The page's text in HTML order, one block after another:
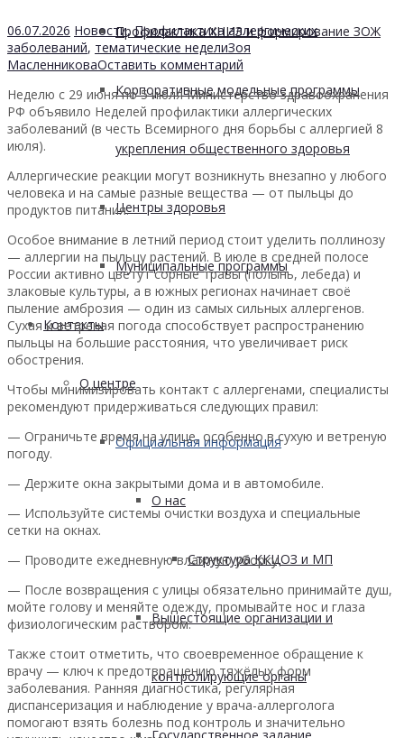
Профилактика ХНИЗ и формирование ЗОЖ
Корпоративные модельные программы
укрепления общественного здоровья
Центры здоровья
Муниципальные программы
Контакты
О центре
Официальная информация
О нас
Структура ККЦОЗ и МП
Вышестоящие организации и
контролирующие органы
06.07.2026 Новости,Профилактика аллергических
заболеваний, тематические неделиЗоя
МасленниковаОставить комментарий
Неделю с 29 июня по 5 июля Министерство здравоохранения
РФ объявило Неделей профилактики аллергических
заболеваний (в честь Всемирного дня борьбы с аллергией 8
июля).
Аллергические реакции могут возникнуть внезапно у любого
человека и на самые разные вещества — от пыльцы до
продуктов питания.
Особое внимание в летний период стоит уделить поллинозу
— аллергии на пыльцу растений. В июле в средней полосе
России активно цветут сорные травы (полынь, лебеда) и
злаковые культуры, а в южных регионах начинает своё
пыление амброзия — один из самых сильных аллергенов.
Сухая и ветреная погода способствует распространению
пыльцы на большие расстояния, что увеличивает риск
обострения.
Чтобы минимизировать контакт с аллергенами, специалисты
рекомендуют придерживаться следующих правил:
— Ограничьте время на улице, особенно в сухую и ветреную
погоду.
— Держите окна закрытыми дома и в автомобиле.
— Используйте системы очистки воздуха и специальные
сетки на окнах.
— Проводите ежедневную влажную уборку.
— После возвращения с улицы обязательно принимайте душ,
мойте голову и меняйте одежду, промывайте нос и глаза
физиологическим раствором.
Также стоит отметить, что своевременное обращение к
врачу — ключ к предотвращению тяжёлых форм
заболевания. Ранняя диагностика, регулярная
диспансеризация и наблюдение у врача-аллерголога
помогают взять болезнь под контроль и значительно